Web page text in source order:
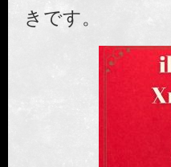
きです。